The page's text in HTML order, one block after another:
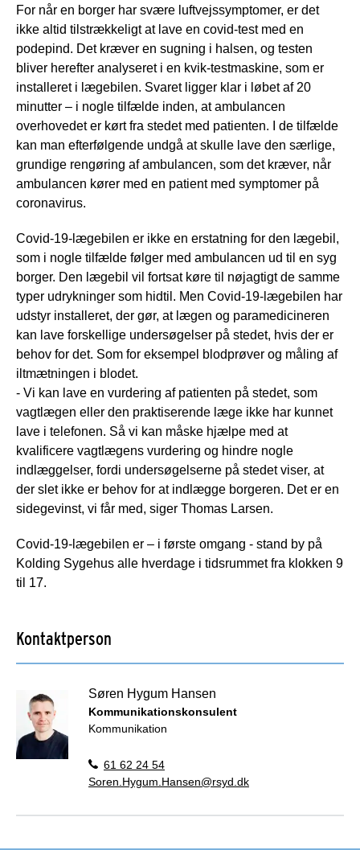
For når en borger har svære luftvejssymptomer, er det
ikke altid tilstrækkeligt at lave en covid-test med en
podepind. Det kræver en sugning i halsen, og testen
bliver herefter analyseret i en kvik-testmaskine, som er
installeret i lægebilen. Svaret ligger klar i løbet af 20
minutter – i nogle tilfælde inden, at ambulancen
overhovedet er kørt fra stedet med patienten. I de tilfælde
kan man efterfølgende undgå at skulle lave den særlige,
grundige rengøring af ambulancen, som det kræver, når
ambulancen kører med en patient med symptomer på
coronavirus.
Covid-19-lægebilen er ikke en erstatning for den lægebil,
som i nogle tilfælde følger med ambulancen ud til en syg
borger. Den lægebil vil fortsat køre til nøjagtigt de samme
typer udrykninger som hidtil. Men Covid-19-lægebilen har
udstyr installeret, der gør, at lægen og paramedicineren
kan lave forskellige undersøgelser på stedet, hvis der er
behov for det. Som for eksempel blodprøver og måling af
iltmætningen i blodet.
- Vi kan lave en vurdering af patienten på stedet, som
vagtlægen eller den praktiserende læge ikke har kunnet
lave i telefonen. Så vi kan måske hjælpe med at
kvalificere vagtlægens vurdering og hindre nogle
indlæggelser, fordi undersøgelserne på stedet viser, at
der slet ikke er behov for at indlægge borgeren. Det er en
sidegevinst, vi får med, siger Thomas Larsen.
Covid-19-lægebilen er – i første omgang - stand by på
Kolding Sygehus alle hverdage i tidsrummet fra klokken 9
til 17.
Kontaktperson
Søren Hygum Hansen
Kommunikationskonsulent
Kommunikation
61 62 24 54
Soren.Hygum.Hansen@rsyd.dk